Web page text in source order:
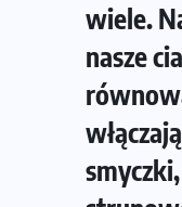
wiele.
nasze